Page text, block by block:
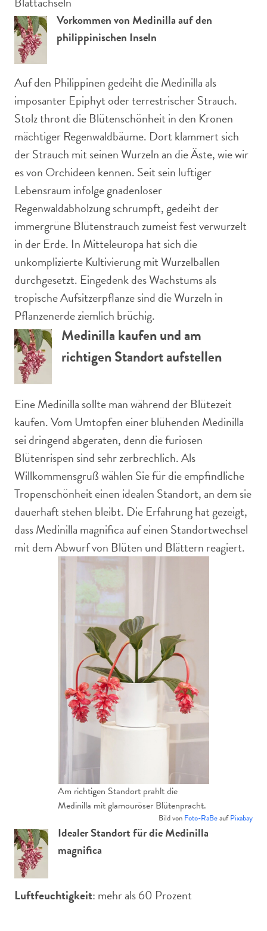
Vorkommen von Medinilla auf den
philippinischen Inseln
Auf den Philippinen gedeiht die Medinilla als
imposanter Epiphyt oder terrestrischer Strauch.
Stolz thront die Blütenschönheit in den Kronen
mächtiger Regenwaldbäume. Dort klammert sich
der Strauch mit seinen Wurzeln an die Äste, wie wir
es von Orchideen kennen. Seit sein luftiger
Lebensraum infolge gnadenloser
Regenwaldabholzung schrumpft, gedeiht der
immergrüne Blütenstrauch zumeist fest verwurzelt
in der Erde. In Mitteleuropa hat sich die
unkomplizierte Kultivierung mit Wurzelballen
durchgesetzt. Eingedenk des Wachstums als
tropische Aufsitzerpflanze sind die Wurzeln in
Pflanzenerde ziemlich brüchig.
Medinilla kaufen und am
richtigen Standort aufstellen
Eine Medinilla sollte man während der Blütezeit
kaufen. Vom Umtopfen einer blühenden Medinilla
sei dringend abgeraten, denn die furiosen
Blütenrispen sind sehr zerbrechlich. Als
Willkommensgruß wählen Sie für die empfindliche
Tropenschönheit einen idealen Standort, an dem sie
dauerhaft stehen bleibt. Die Erfahrung hat gezeigt,
dass Medinilla magnifica auf einen Standortwechsel
mit dem Abwurf von Blüten und Blättern reagiert.
Am richtigen Standort prahlt die
Medinilla mit glamouröser Blütenpracht.
Bild von Foto-RaBeaufPixabay
Idealer Standort für die Medinilla
magnifica
Luftfeuchtigkeit: mehr als 60 Prozent